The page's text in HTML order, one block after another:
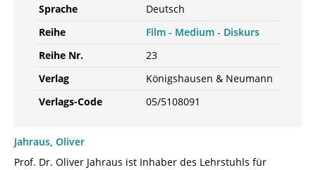
Sprache
Deutsch
Reihe
Film - Medium - Diskurs
Reihe Nr.
23
Verlag
Königshausen & Neumann
Verlags-Code
05/5108091
Jahraus, Oliver
Prof. Dr. Oliver Jahraus ist Inhaber des Lehrstuhls für